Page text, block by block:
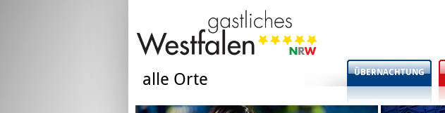
alle Orte ÜBERNACHTUNG